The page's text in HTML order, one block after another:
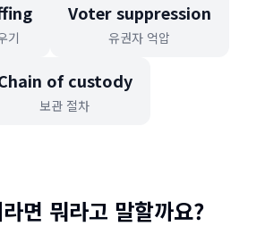
기
Voter suppression
유권자 억압
of custody
보관 절차
면 뭐라고 말할까요?